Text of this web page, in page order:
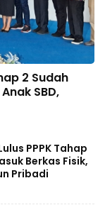
2 Sudah
SBD,
PPPK Tahap
Berkas Fisik,
Pribadi